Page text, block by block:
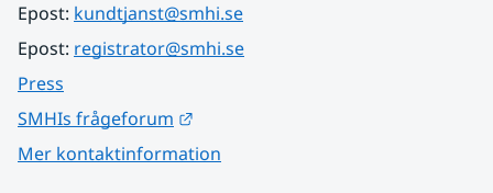
Epost: kundtjanst@smhi.se
Epost: registrator@smhi.se
Press
SMHIs frågeforum
Mer kontaktinformation